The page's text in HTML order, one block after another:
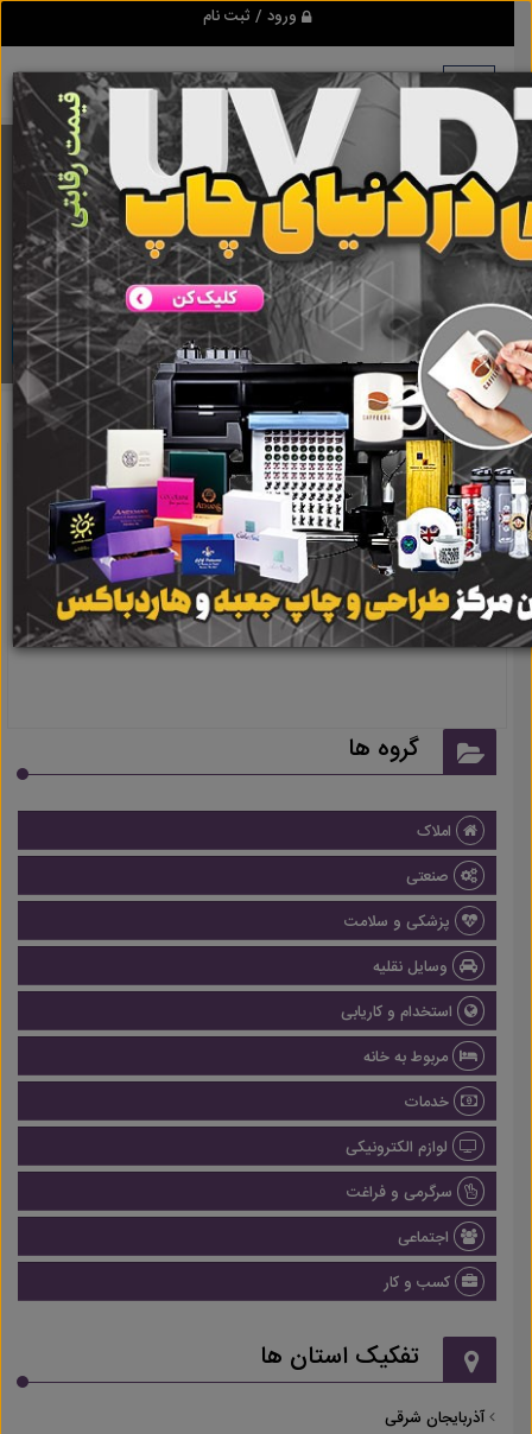
ورود / ثبت نام
برنامه اندروید ابزاریراق
مرجع نیازمندیهای ابزار و یراق آلات عمومی و صنعتی
دانلود
نتیجه ای یافت نشد
گروه ها
املاک
صنعتی
پزشکی و سلامت
وسایل نقلیه
استخدام و کاریابی
مربوط به خانه
خدمات
لوازم الکترونیکی
سرگرمی و فراغت
اجتماعی
کسب و کار
تفکیک استان ها
آذربایجان شرقی